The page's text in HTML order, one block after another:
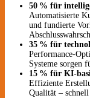
50 % für
Automatisierte
und fundierte
35 % für
Performance-
Systeme sorgen
15 % für KI-
Effiziente
Qualität – schnell